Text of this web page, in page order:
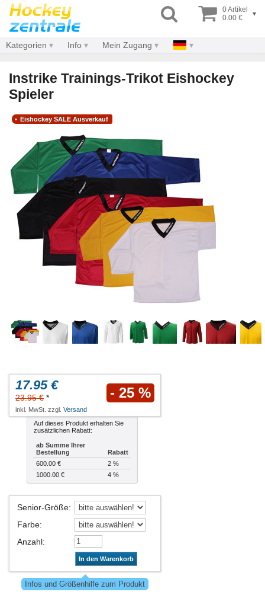
0 Artikel
0.00 €
▾
Kategorien Info Mein Zugang
Instrike Trainings-Trikot Eishockey
Spieler
Eishockey SALE Ausverkauf
17.95 €
23.95 € * - 25 %
inkl. MwSt. zzgl. Versand
Auf dieses Produkt erhalten Sie
zusätzlichen Rabatt:
ab Summe Ihrer
Bestellung
Rabatt
600.00 €
2 %
1000.00 €
4 %
Senior-Größe:
Farbe:
Anzahl:
In den Warenkorb
Infos und Größenhilfe zum Produkt